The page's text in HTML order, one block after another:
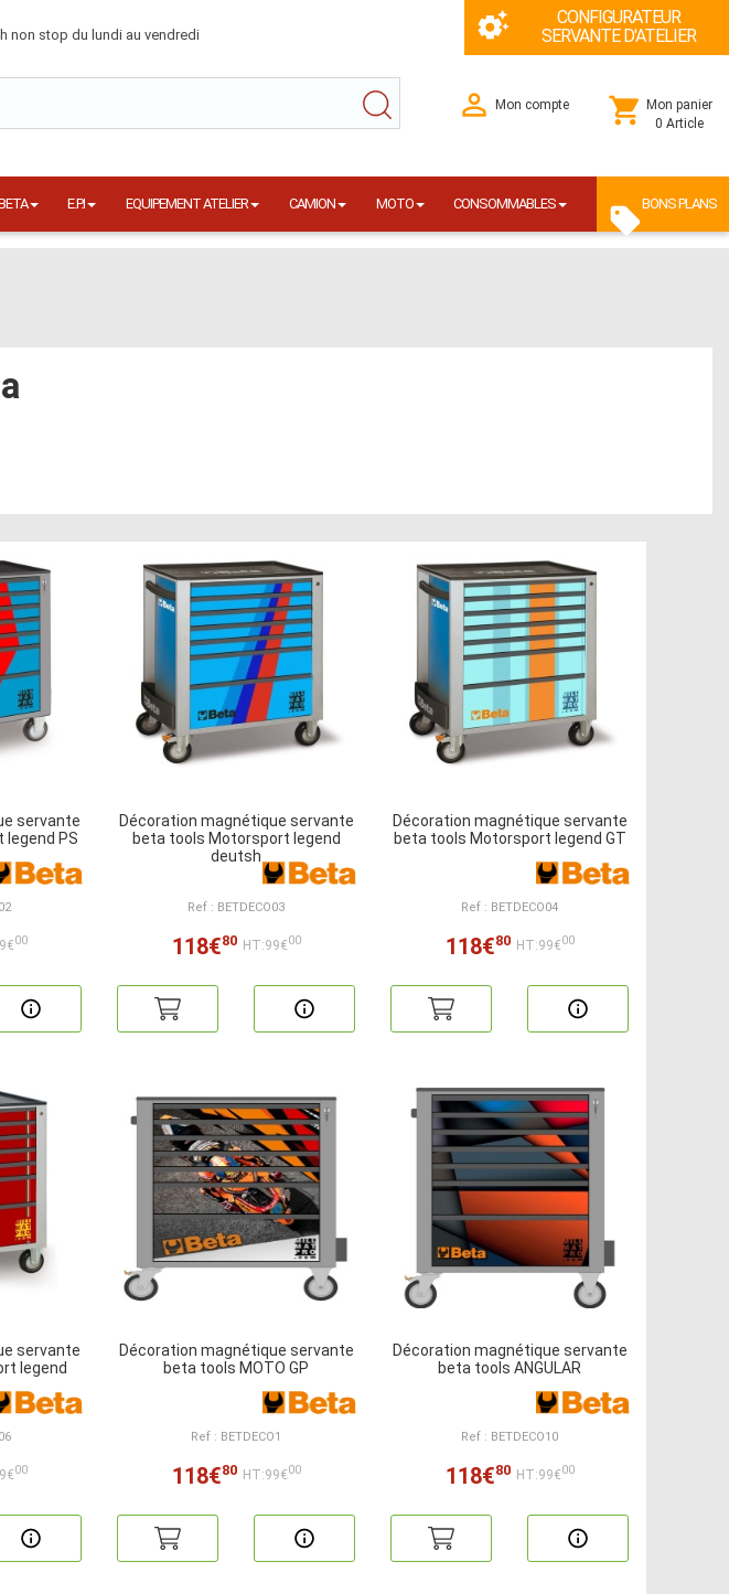
non stop du lundi au vendredi
CONFIGURATEUR
SERVANTE D'ATELIER
Mon compte
Mon panier
0 Article
E.P.I EQUIPEMENT ATELIER CAMION MOTO CONSOMMABLES BONS PLANS
servante
PS
00
Décoration magnétique servante
beta tools Motorsport legend
deutsh
Ref : BETDECO03
118€80 HT:99€00
Décoration magnétique servante
beta tools Motorsport legend GT
Ref : BETDECO04
118€80 HT:99€00
servante
legend
00
Décoration magnétique servante
beta tools MOTO GP
Ref : BETDECO1
118€80 HT:99€00
Décoration magnétique servante
beta tools ANGULAR
Ref : BETDECO10
118€80 HT:99€00